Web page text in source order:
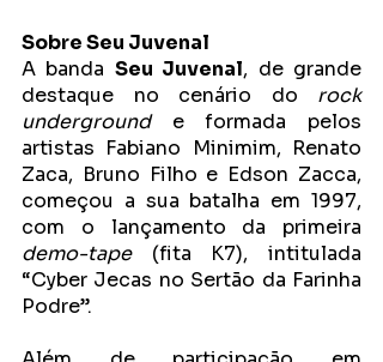
Sobre Seu Juvenal
A banda Seu Juvenal, de grande
destaque no cenário do rock
underground e formada pelos
artistas Fabiano Minimim, Renato
Zaca, Bruno Filho e Edson Zacca,
começou a sua batalha em 1997,
demo-tape (fita K7), intitulada
“Cyber Jecas no Sertão da Farinha
Podre”.